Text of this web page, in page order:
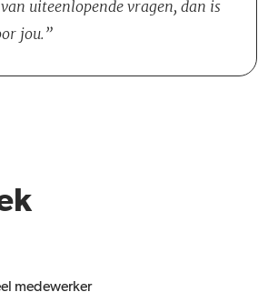
uiteenlopende vragen, dan is
jou.
medewerker